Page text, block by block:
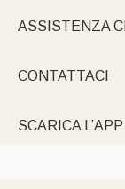
ASSISTENZA
CONTATTACI
SCARICA